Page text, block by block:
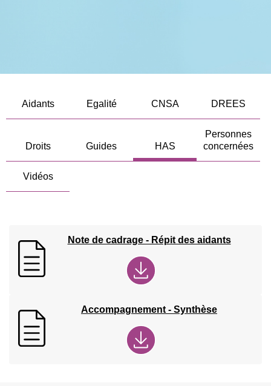
Aidants Egalité CNSA DREES
Droits Guides HAS
Personnes
concernées
Vidéos
Note de cadrage - Répit des aidants
Accompagnement - Synthèse